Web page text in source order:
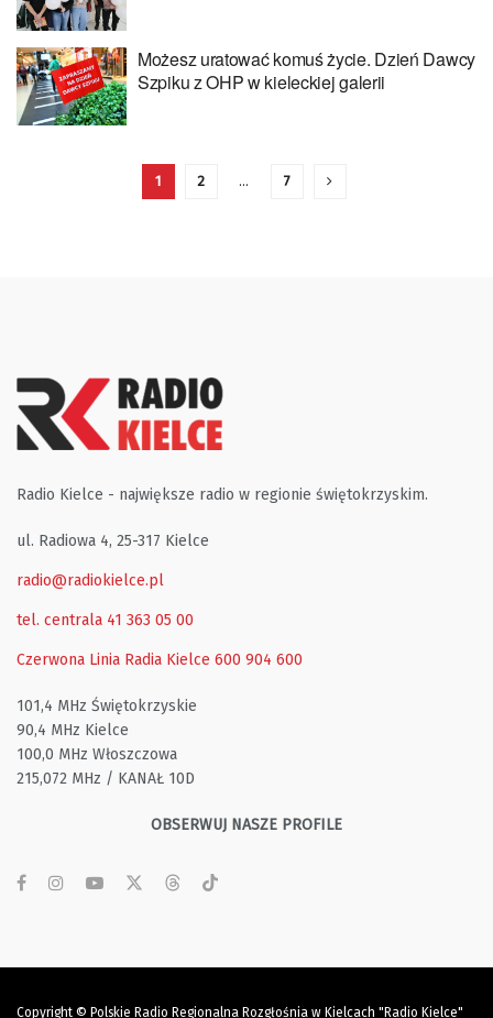
Możesz uratować komuś życie. Dzień Dawcy
Szpiku z OHP w kieleckiej galerii
1 2 … 7
Radio Kielce - największe radio w regionie świętokrzyskim.
ul. Radiowa 4, 25-317 Kielce
radio@radiokielce.pl
tel. centrala 41 363 05 00
Czerwona Linia Radia Kielce 600 904 600
101,4 MHz Świętokrzyskie
90,4 MHz Kielce
100,0 MHz Włoszczowa
215,072 MHz / KANAŁ 10D
OBSERWUJ NASZE PROFILE
Copyright © Polskie Radio Regionalna Rozgłośnia w Kielcach "Radio Kielce"